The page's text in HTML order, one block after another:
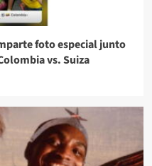
foto especial junto
vs. Suiza